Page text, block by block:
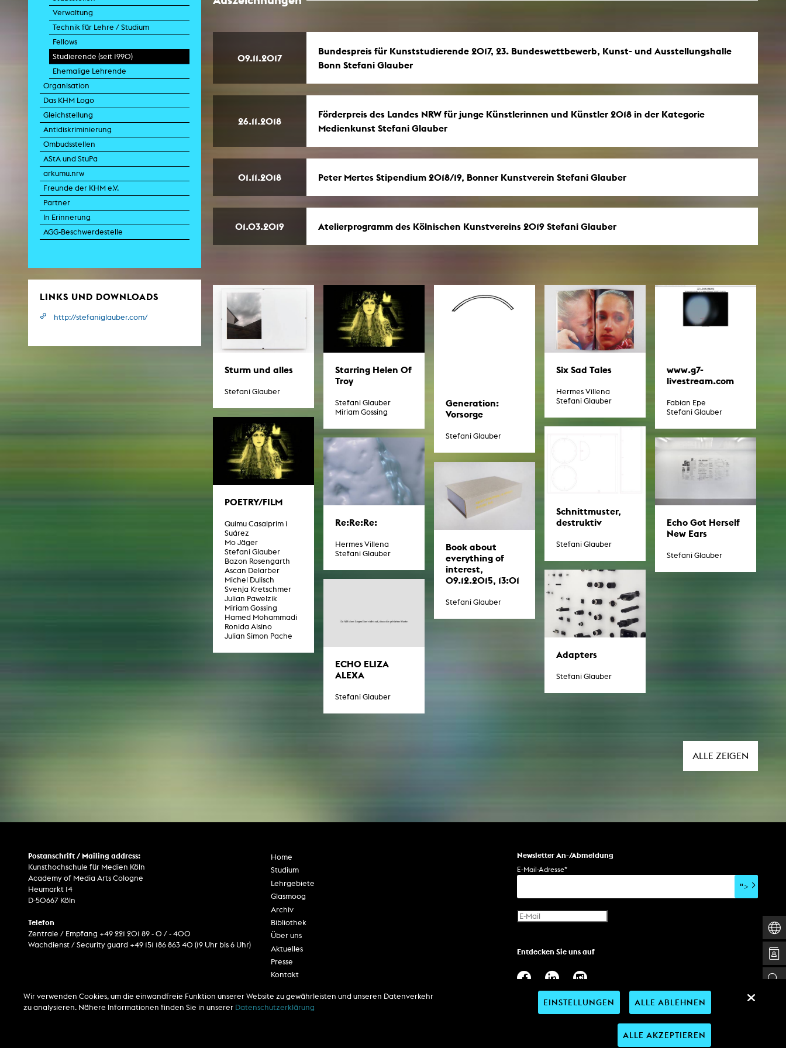
Verwaltung
Technik für Lehre / Studium
Fellows
Studierende (seit 1990)
Ehemalige Lehrende
Organisation
Das KHM Logo
Gleichstellung
Antidiskriminierung
Ombudsstellen
AStA und StuPa
arkumu.nrw
Freunde der KHM e.V.
Partner
In Erinnerung
AGG-Beschwerdestelle
LINKS UND DOWNLOADS
http://stefaniglauber.com/
09.11.2017
Bundespreis für Kunststudierende 2017, 23. Bundeswettbewerb, Kunst- und Ausstellungshalle
Bonn Stefani Glauber
26.11.2018
Förderpreis des Landes NRW für junge Künstlerinnen und Künstler 2018 in der Kategorie
Medienkunst Stefani Glauber
01.11.2018 Peter Mertes Stipendium 2018/19, Bonner Kunstverein Stefani Glauber
01.03.2019 Atelierprogramm des Kölnischen Kunstvereins 2019 Stefani Glauber
Sturm und alles
Stefani Glauber
Starring Helen Of
Troy
Stefani Glauber
Miriam Gossing
Generation:
Vorsorge
Stefani Glauber
Six Sad Tales
Hermes Villena
Stefani Glauber
www.g7-
livestream.com
Fabian Epe
Stefani Glauber
POETRY/FILM
Quimu Casalprim i
Suárez
Mo Jäger
Stefani Glauber
Bazon Rosengarth
Ascan Delarber
Michel Dulisch
Svenja Kretschmer
Julian Pawelzik
Miriam Gossing
Hamed Mohammadi
Ronida Alsino
Julian Simon Pache
Schnittmuster,
destruktiv
Stefani Glauber
Re:Re:Re:
Hermes Villena
Stefani Glauber
Echo Got Herself
New Ears
Stefani Glauber
Book about
everything of
interest,
09.12.2015, 13:01
Stefani Glauber
Adapters
Stefani Glauber
ECHO ELIZA
ALEXA
Stefani Glauber
ALLE ZEIGEN
Newsletter An-/Abmeldung
E-Mail-Adresse*
">
Postanschrift / Mailing address:
Kunsthochschule für Medien Köln
Academy of Media Arts Cologne
Heumarkt 14
D-50667 Köln
Telefon
Zentrale / Empfang +49 221 201 89 - 0 / - 400
Wachdienst / Security guard +49 151 186 863 40 (19 Uhr bis 6 Uhr)
Home
Studium
Lehrgebiete
Glasmoog
Archiv
Bibliothek
Über uns
Aktuelles
Presse
Kontakt
Datenschutzerklärung
Barrierefreiheit
Entdecken Sie uns auf
Wir verwenden Cookies, um die einwandfreie Funktion unserer Website zu gewährleisten und unseren Datenverkehr
zu analysieren. Nähere Informationen finden Sie in unserer Datenschutzerklärung
EINSTELLUNGEN ALLE ABLEHNEN
ALLE AKZEPTIEREN
Malerei / Skulptur
Videokunst / Performance
Kunst- und Medienwissenschaften
Queer Studies in Künsten und Wissenschaft
Animationsstudio
Aula
Computer Seminarraum
3-D-Labor
Filmstudios
Grading
Multispecies Studio
Kameratechnik
Künstlerische Arbeiten Studierende
KHM Forschung
25 Jahre KHM / Studiogespräche
Digitale Bibliothek
Zeitschriften
KHM Verlag
edition KHM
KHM Journal
LECTURE Reihe
Lab Jahrbuch
off topic
Neuerwerbungen
Top 10 Ausleihe
ÜBER UNS
Nützliche Hilfen / Kontakte
Förderpreis für FLINTA*
Studium mit Kind
Antidiskriminierung
Ombudsstellen
Freunde der KHM e.V.
Partner
In Erinnerung
Meldestelle Hinweisgeberschutzgesetz
AGG-Beschwerdestelle
AKTUELLES
Alle Termine
Auszeichnungen
Festivalteilnahmen
Pressemitteilungen
Presse Downloads